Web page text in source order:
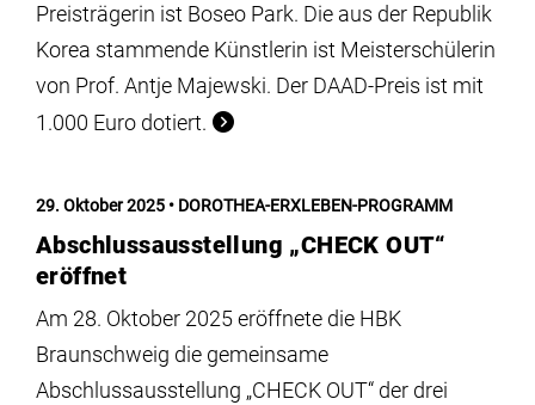
Preisträgerin ist Boseo Park. Die aus der Republik
Korea stammende Künstlerin ist Meisterschülerin
von Prof. Antje Majewski. Der DAAD-Preis ist mit
1.000 Euro dotiert.
29. Oktober 2025 DOROTHEA-ERXLEBEN-PROGRAMM
Abschlussausstellung „CHECK OUT“
eröffnet
Am 28. Oktober 2025 eröffnete die HBK
Braunschweig die gemeinsame
Abschlussausstellung „CHECK OUT“ der drei